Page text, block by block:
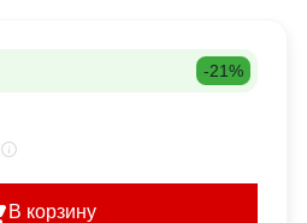
-21%
В корзину